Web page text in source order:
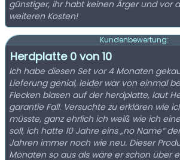
günstiger, ihr habt keinen Ärger und vor
weiteren Kosten!
Kundenbewertung:
Herdplatte 0 von 10
Ich habe diesen Set vor 4 Monaten
Lieferung genial, leider war von einmal
Flecken blasen auf der herdplatte, laut
garantie Fall. Versuchte zu erklären wie
müsste, ganz ehrlich ich weiß wie ich
soll, ich hatte 10 Jahre eins „no Name“
Jahren immer noch wie neu. Dieser
Monaten so aus als wäre er schon über